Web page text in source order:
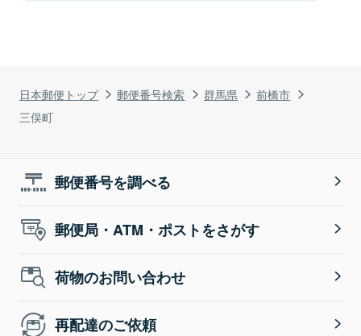
日本郵便トップ 郵便番号検索 群馬県
前橋市
三俣町
郵便番号を調べる
郵便局・ATM・ポストをさがす
荷物のお問い合わせ
再配達のご依頼